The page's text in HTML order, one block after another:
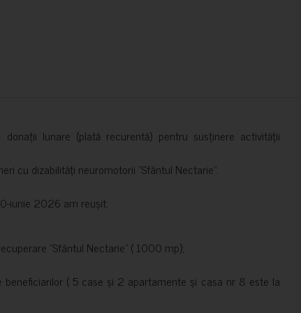
lunare (plată recurentă) pentru susținere activității
cu dizabilități neuromotorii ”Sfântul Nectarie”.
iunie 2026 am reușit:
”Sfântul Nectarie” ( 1000 mp);
beneficiarilor ( 5 case și 2 apartamente și casa nr 8 este la